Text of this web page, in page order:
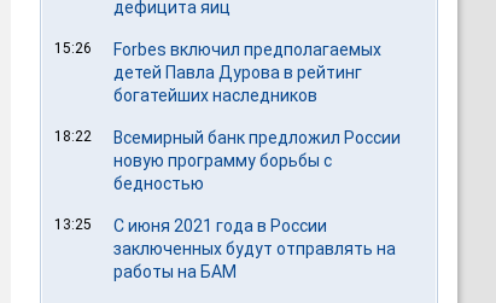
дефицита яиц
15:26
Forbes включил предполагаемых
детей Павла Дурова в рейтинг
богатейших наследников
18:22
Всемирный банк предложил России
новую программу борьбы с
бедностью
13:25
С июня 2021 года в России
заключенных будут отправлять на
работы на БАМ